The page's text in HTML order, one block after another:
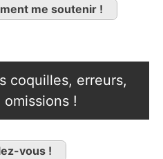
me soutenir !
coquilles, erreurs,
!
vous !